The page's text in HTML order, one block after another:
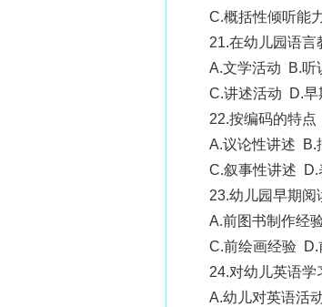
C.概括性倾听能
21.在幼儿园语
A.文学活动 B.听
C.讲述活动 D.早
22.按编码的特
A.议论性讲述 B.
C.叙事性讲述 D.
23.幼儿园早期
A.前图书制作经
C.前绘画经验 D.
24.对幼儿英语
A.幼儿对英语活